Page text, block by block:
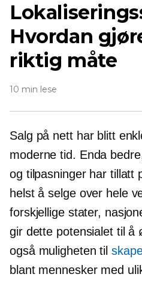
Hvordan
riktig måte
10 min lese
Salg på nett har blitt
moderne tid. Enda
og tilpasninger har tillatt
helst å selge over hele
forskjellige stater,
gir dette potensialet til å
også muligheten til
blant mennesker med